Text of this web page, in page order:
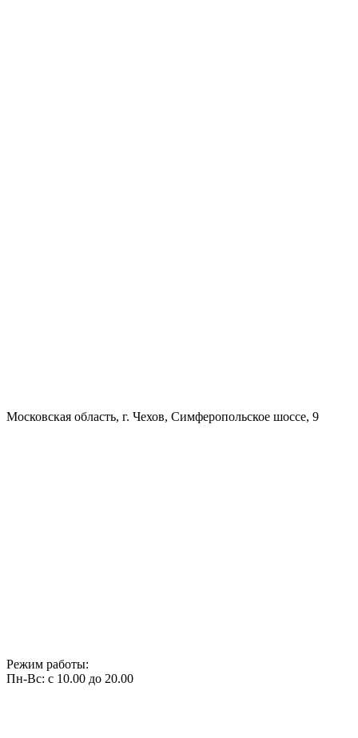
Московская область, г. Чехов, Симферопольское шоссе, 9
Режим работы:
Пн-Вс: с 10.00 до 20.00